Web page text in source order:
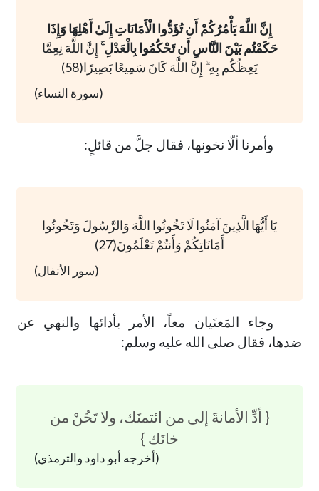
إِنَّ اللَّهَ يَأْمُرُكُمْ أَن تُؤَدُّوا الْأَمَانَاتِ إِلَىٰ أَهْلِهَا وَإِذَا
حَكَمْتُم بَيْنَ النَّاسِ أَن تَحْكُمُوا بِالْعَدْلِ ۚ إِنَّ اللَّهَ نِعِمَّا
يَعِظُكُم بِهِ ۗ إِنَّ اللَّهَ كَانَ سَمِيعًا بَصِيرًا(58)
(سورة النساء)
وأمرنا ألّا نخونها، فقال جلَّ من قائلٍ:
يَا أَيُّهَا الَّذِينَ آمَنُوا لَا تَخُونُوا اللَّهَ وَالرَّسُولَ وَتَخُونُوا
أَمَانَاتِكُمْ وَأَنتُمْ تَعْلَمُونَ(27)
(سور الأنفال)
وجاء المَعنَيان معاً، الأمر بأدائها والنهي عن
ضدها، فقال صلى الله عليه وسلم:
{ أدِّ الأمانةَ إلى من ائتمنَك، ولا تَخُنْ من
خانَك }
(أخرجه أبو داود والترمذي)